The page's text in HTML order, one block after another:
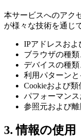
本サービスへのアク
が様々な技術を通じ
IPアドレスおよ
ブラウザの種
デバイスの種
利用パターン
Cookieおよび
パフォーマン
参照元および
3. 情報の使用